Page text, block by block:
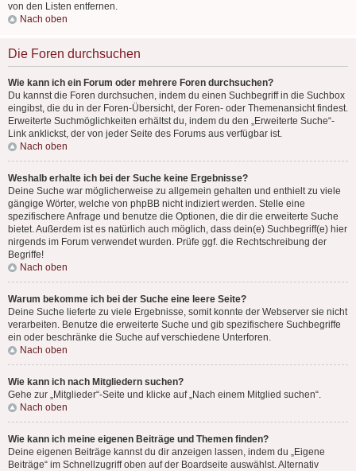
von den Listen entfernen.
Nach oben
Die Foren durchsuchen
Wie kann ich ein Forum oder mehrere Foren durchsuchen?
Du kannst die Foren durchsuchen, indem du einen Suchbegriff in die Suchbox
eingibst, die du in der Foren-Übersicht, der Foren- oder Themenansicht findest.
Erweiterte Suchmöglichkeiten erhältst du, indem du den „Erweiterte Suche“-
Link anklickst, der von jeder Seite des Forums aus verfügbar ist.
Nach oben
Weshalb erhalte ich bei der Suche keine Ergebnisse?
Deine Suche war möglicherweise zu allgemein gehalten und enthielt zu viele
gängige Wörter, welche von phpBB nicht indiziert werden. Stelle eine
spezifischere Anfrage und benutze die Optionen, die dir die erweiterte Suche
bietet. Außerdem ist es natürlich auch möglich, dass dein(e) Suchbegriff(e) hier
nirgends im Forum verwendet wurden. Prüfe ggf. die Rechtschreibung der
Begriffe!
Nach oben
Warum bekomme ich bei der Suche eine leere Seite?
Deine Suche lieferte zu viele Ergebnisse, somit konnte der Webserver sie nicht
verarbeiten. Benutze die erweiterte Suche und gib spezifischere Suchbegriffe
ein oder beschränke die Suche auf verschiedene Unterforen.
Nach oben
Wie kann ich nach Mitgliedern suchen?
Gehe zur „Mitglieder“-Seite und klicke auf „Nach einem Mitglied suchen“.
Nach oben
Wie kann ich meine eigenen Beiträge und Themen finden?
Deine eigenen Beiträge kannst du dir anzeigen lassen, indem du „Eigene
Beiträge“ im Schnellzugriff oben auf der Boardseite auswählst. Alternativ